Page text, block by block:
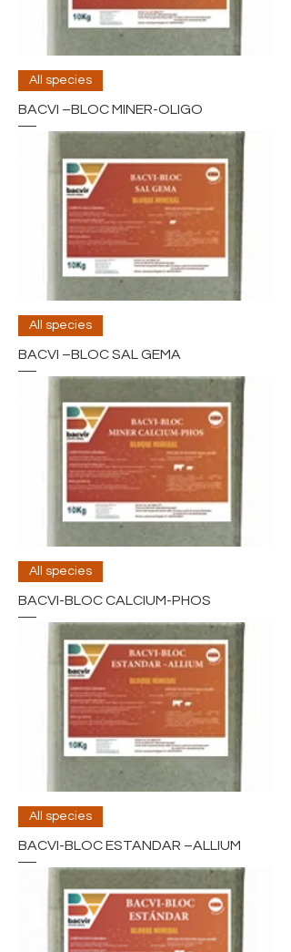
All species
BACVI –BLOC MINER-OLIGO
All species
BACVI –BLOC SAL GEMA
All species
BACVI-BLOC CALCIUM-PHOS
All species
BACVI-BLOC ESTANDAR –ALLIUM